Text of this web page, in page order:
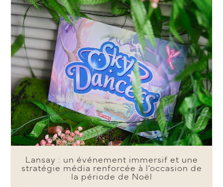
Lansay : un événement immersif et une
stratégie média renforcée à l’occasion de
la période de Noël